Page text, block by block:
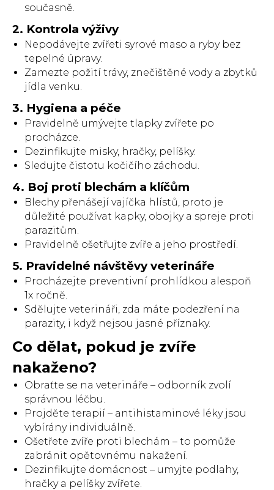
současně.
2. Kontrola výživy
Nepodávejte zvířeti syrové maso a ryby bez
tepelné úpravy.
Zamezte požití trávy, znečištěné vody a zbytků
jídla venku.
3. Hygiena a péče
Pravidelně umývejte tlapky zvířete po
procházce.
Dezinfikujte misky, hračky, pelíšky.
Sledujte čistotu kočičího záchodu.
4. Boj proti blechám a klíčům
Blechy přenášejí vajíčka hlístů, proto je
důležité používat kapky, obojky a spreje proti
parazitům.
Pravidelně ošetřujte zvíře a jeho prostředí.
5. Pravidelné návštěvy veterináře
Procházejte preventivní prohlídkou alespoň
1x ročně.
Sdělujte veterináři, zda máte podezření na
parazity, i když nejsou jasné příznaky.
Co dělat, pokud je zvíře
nakaženo?
Obraťte se na veterináře – odborník zvolí
správnou léčbu.
Projděte terapií – antihistaminové léky jsou
vybírány individuálně.
Ošetřete zvíře proti blechám – to pomůže
zabránit opětovnému nakažení.
Dezinfikujte domácnost – umyjte podlahy,
hračky a pelíšky zvířete.